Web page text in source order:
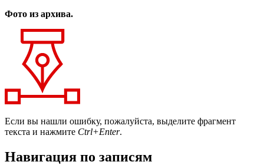
Фото из архива.
Если вы нашли ошибку, пожалуйста, выделите фрагмент
текста и нажмите Ctrl+Enter.
Навигация по записям